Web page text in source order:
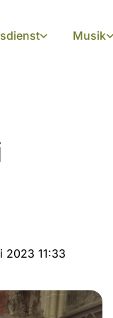
Musik
2023 11:33